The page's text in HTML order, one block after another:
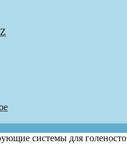
системы для